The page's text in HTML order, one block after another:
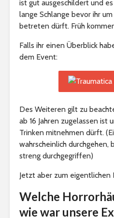
ist gut ausgeschildert und
lange Schlange bevor ihr
betreten dürft. Früh
Falls ihr einen Überblick
dem Event:
Des Weiteren gilt zu
ab 16 Jahren zugelassen ist
Trinken mitnehmen dürft.
wahrscheinlich durchgehen,
streng durchgegriffen)
Jetzt aber zum
Welche
wie war unsere